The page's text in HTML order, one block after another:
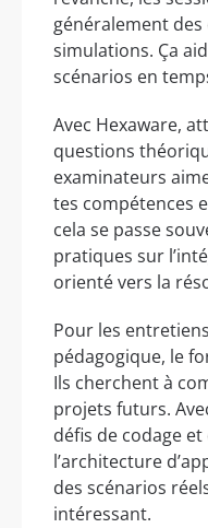
généralement des
simulations. Ça
scénarios en
Avec Hexaware,
questions
examinateurs
tes compétences
cela se passe
pratiques sur
orienté vers la
Pour les
pédagogique, le
Ils cherchent à
projets futurs.
défis de codage
l’architecture
des scénarios
intéressant.